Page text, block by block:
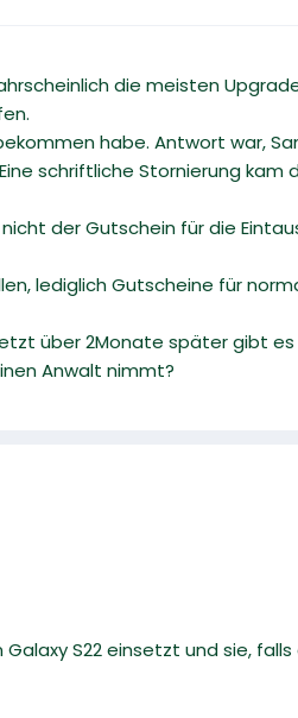
die meisten
habe. Antwort war,
schriftliche Stornierung kam
der Gutschein für die
lediglich Gutscheine für
über 2Monate später gibt es
Anwalt nimmt?
S22 einsetzt und sie,